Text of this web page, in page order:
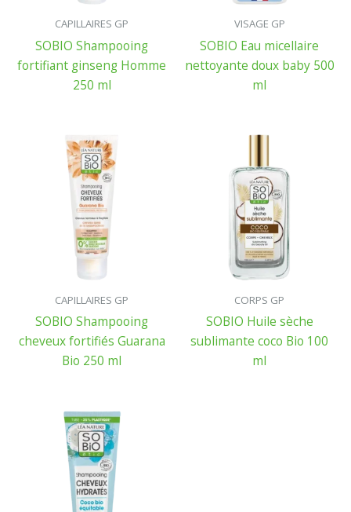
CAPILLAIRES GP
SOBIO Shampooing
fortifiant ginseng Homme
250 ml
VISAGE GP
SOBIO Eau micellaire
nettoyante doux baby 500
ml
CAPILLAIRES GP
SOBIO Shampooing
cheveux fortifiés Guarana
Bio 250 ml
CORPS GP
SOBIO Huile sèche
sublimante coco Bio 100
ml